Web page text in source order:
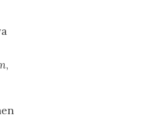
,